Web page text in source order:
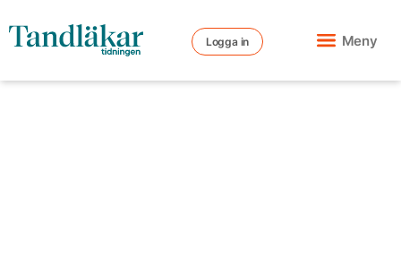
Logga in Meny